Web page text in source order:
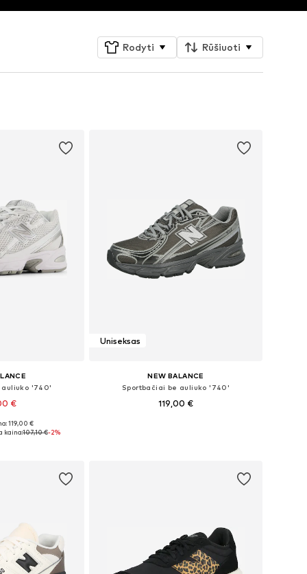
Rodyti Rūšiuoti
auliuko '740'
€
+ 1
dydžių
119,00 €
kaina:107,10 €-2%
Uniseksas
NEW BALANCE
Sportbačiai be auliuko '740'
119,00 €